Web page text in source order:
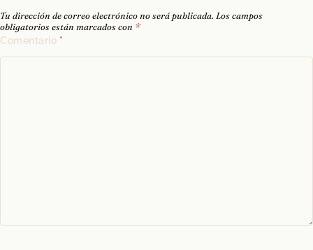
Tu dirección de correo electrónico no será publicada. Los campos
obligatorios están marcados con *
Comentario *